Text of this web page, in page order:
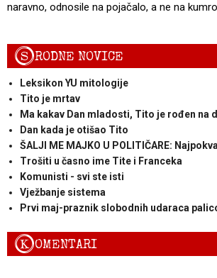
naravno, odnosile na pojačalo, a ne na
SRODNE NOVICE
Leksikon YU mitologije
Tito je mrtav
Ma kakav Dan mladosti, Tito je rođen na
Dan kada je otišao Tito
ŠALJI ME MAJKO U POLITIČARE:
Trošiti u časno ime Tite i Franceka
Komunisti - svi ste isti
Vježbanje sistema
Prvi maj-praznik slobodnih udaraca
KOMENTARI